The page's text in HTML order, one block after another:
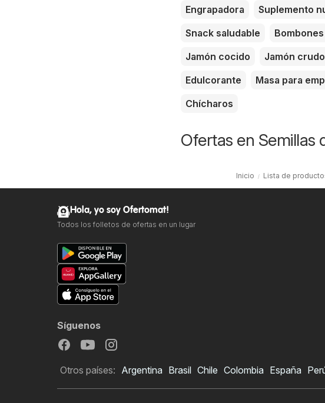
Engrapadora
Suplemento
Snack saludable
Bombones
Jamón cocido
Jamón crudo
Edulcorante
Masa para
Chícharos
Ofertas en Semillas
Inicio Lista de
Hola, yo soy Ofertomat!
Todos los folletos de ofertas en un lugar
Síguenos
Otros países: Argentina Brasil Chile Colombia España